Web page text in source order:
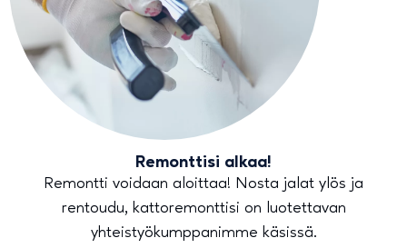
Remonttisi alkaa!
Remontti voidaan aloittaa! Nosta jalat ylös ja
rentoudu, kattoremonttisi on luotettavan
yhteistyökumppanimme käsissä.